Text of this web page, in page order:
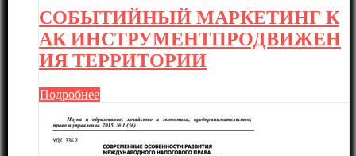
СОБЫТИЙНЫЙ МАРКЕТИНГ К
АК ИНСТРУМЕНТПРОДВИЖЕН
ИЯ ТЕРРИТОРИИ
Подробнее